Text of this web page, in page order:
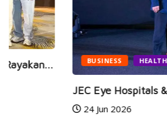
BUSINESS HEALTH
JEC Eye Hospitals & Clinics Raih